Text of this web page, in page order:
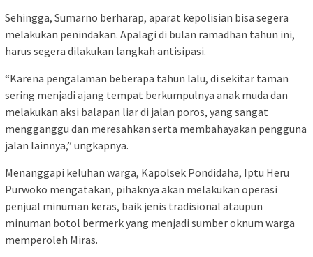
Sehingga, Sumarno berharap, aparat kepolisian bisa segera
melakukan penindakan. Apalagi di bulan ramadhan tahun ini,
harus segera dilakukan langkah antisipasi.
“Karena pengalaman beberapa tahun lalu, di sekitar taman
sering menjadi ajang tempat berkumpulnya anak muda dan
melakukan aksi balapan liar di jalan poros, yang sangat
mengganggu dan meresahkan serta membahayakan pengguna
jalan lainnya,” ungkapnya.
Menanggapi keluhan warga, Kapolsek Pondidaha, Iptu Heru
Purwoko mengatakan, pihaknya akan melakukan operasi
penjual minuman keras, baik jenis tradisional ataupun
minuman botol bermerk yang menjadi sumber oknum warga
memperoleh Miras.